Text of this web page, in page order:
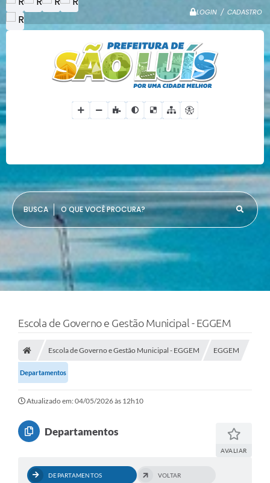
LOGIN / CADASTRO
O QUE VOCÊ PROCURA?
Escola de Governo e Gestão Municipal - EGGEM
Escola de Governo e Gestão Municipal - EGGEM EGGEM
Departamentos
Atualizado em: 04/05/2026 às 12h10
Departamentos
AVALIAR
DEPARTAMENTOS VOLTAR